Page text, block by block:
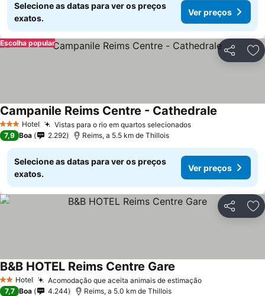
Selecione as datas para ver os preços
exatos.
Ver preços
Partilhar
Escolha popular
3 EstrelasHotel Vistas para o rio em quartos selecionados
Campanile Reims Centre - Cathedrale
7,9 Boa 2.292 Reims, a 5.5 km de Thillois
Selecione as datas para ver os preços
exatos.
Ver preços
Partilhar
2 Estrelas
Hotel Acomodação que aceita animais de estimação
B&B HOTEL Reims Centre Gare
7,7 Boa 4.244 Reims, a 5.0 km de Thillois